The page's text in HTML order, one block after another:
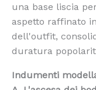
una base liscia
aspetto raffinato
dell'outfit,
duratura
Indumenti